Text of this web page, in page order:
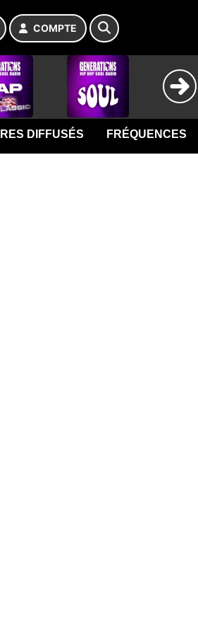
COMPTE
DIFFUSÉS FRÉQUENCES